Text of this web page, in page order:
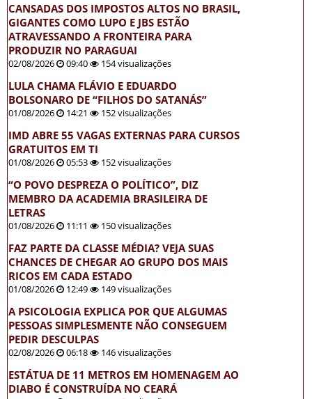
CANSADAS DOS IMPOSTOS ALTOS NO BRASIL,
GIGANTES COMO LUPO E JBS ESTÃO
ATRAVESSANDO A FRONTEIRA PARA
PRODUZIR NO PARAGUAI
02/08/2026 09:40 154 visualizações
LULA CHAMA FLÁVIO E EDUARDO
BOLSONARO DE “FILHOS DO SATANÁS”
01/08/2026 14:21 152 visualizações
IMD ABRE 55 VAGAS EXTERNAS PARA CURSOS
GRATUITOS EM TI
01/08/2026 05:53 152 visualizações
“O POVO DESPREZA O POLÍTICO”, DIZ
MEMBRO DA ACADEMIA BRASILEIRA DE
LETRAS
01/08/2026 11:11 150 visualizações
FAZ PARTE DA CLASSE MÉDIA? VEJA SUAS
CHANCES DE CHEGAR AO GRUPO DOS MAIS
RICOS EM CADA ESTADO
01/08/2026 12:49 149 visualizações
A PSICOLOGIA EXPLICA POR QUE ALGUMAS
PESSOAS SIMPLESMENTE NÃO CONSEGUEM
PEDIR DESCULPAS
02/08/2026 06:18 146 visualizações
ESTÁTUA DE 11 METROS EM HOMENAGEM AO
DIABO É CONSTRUÍDA NO CEARÁ